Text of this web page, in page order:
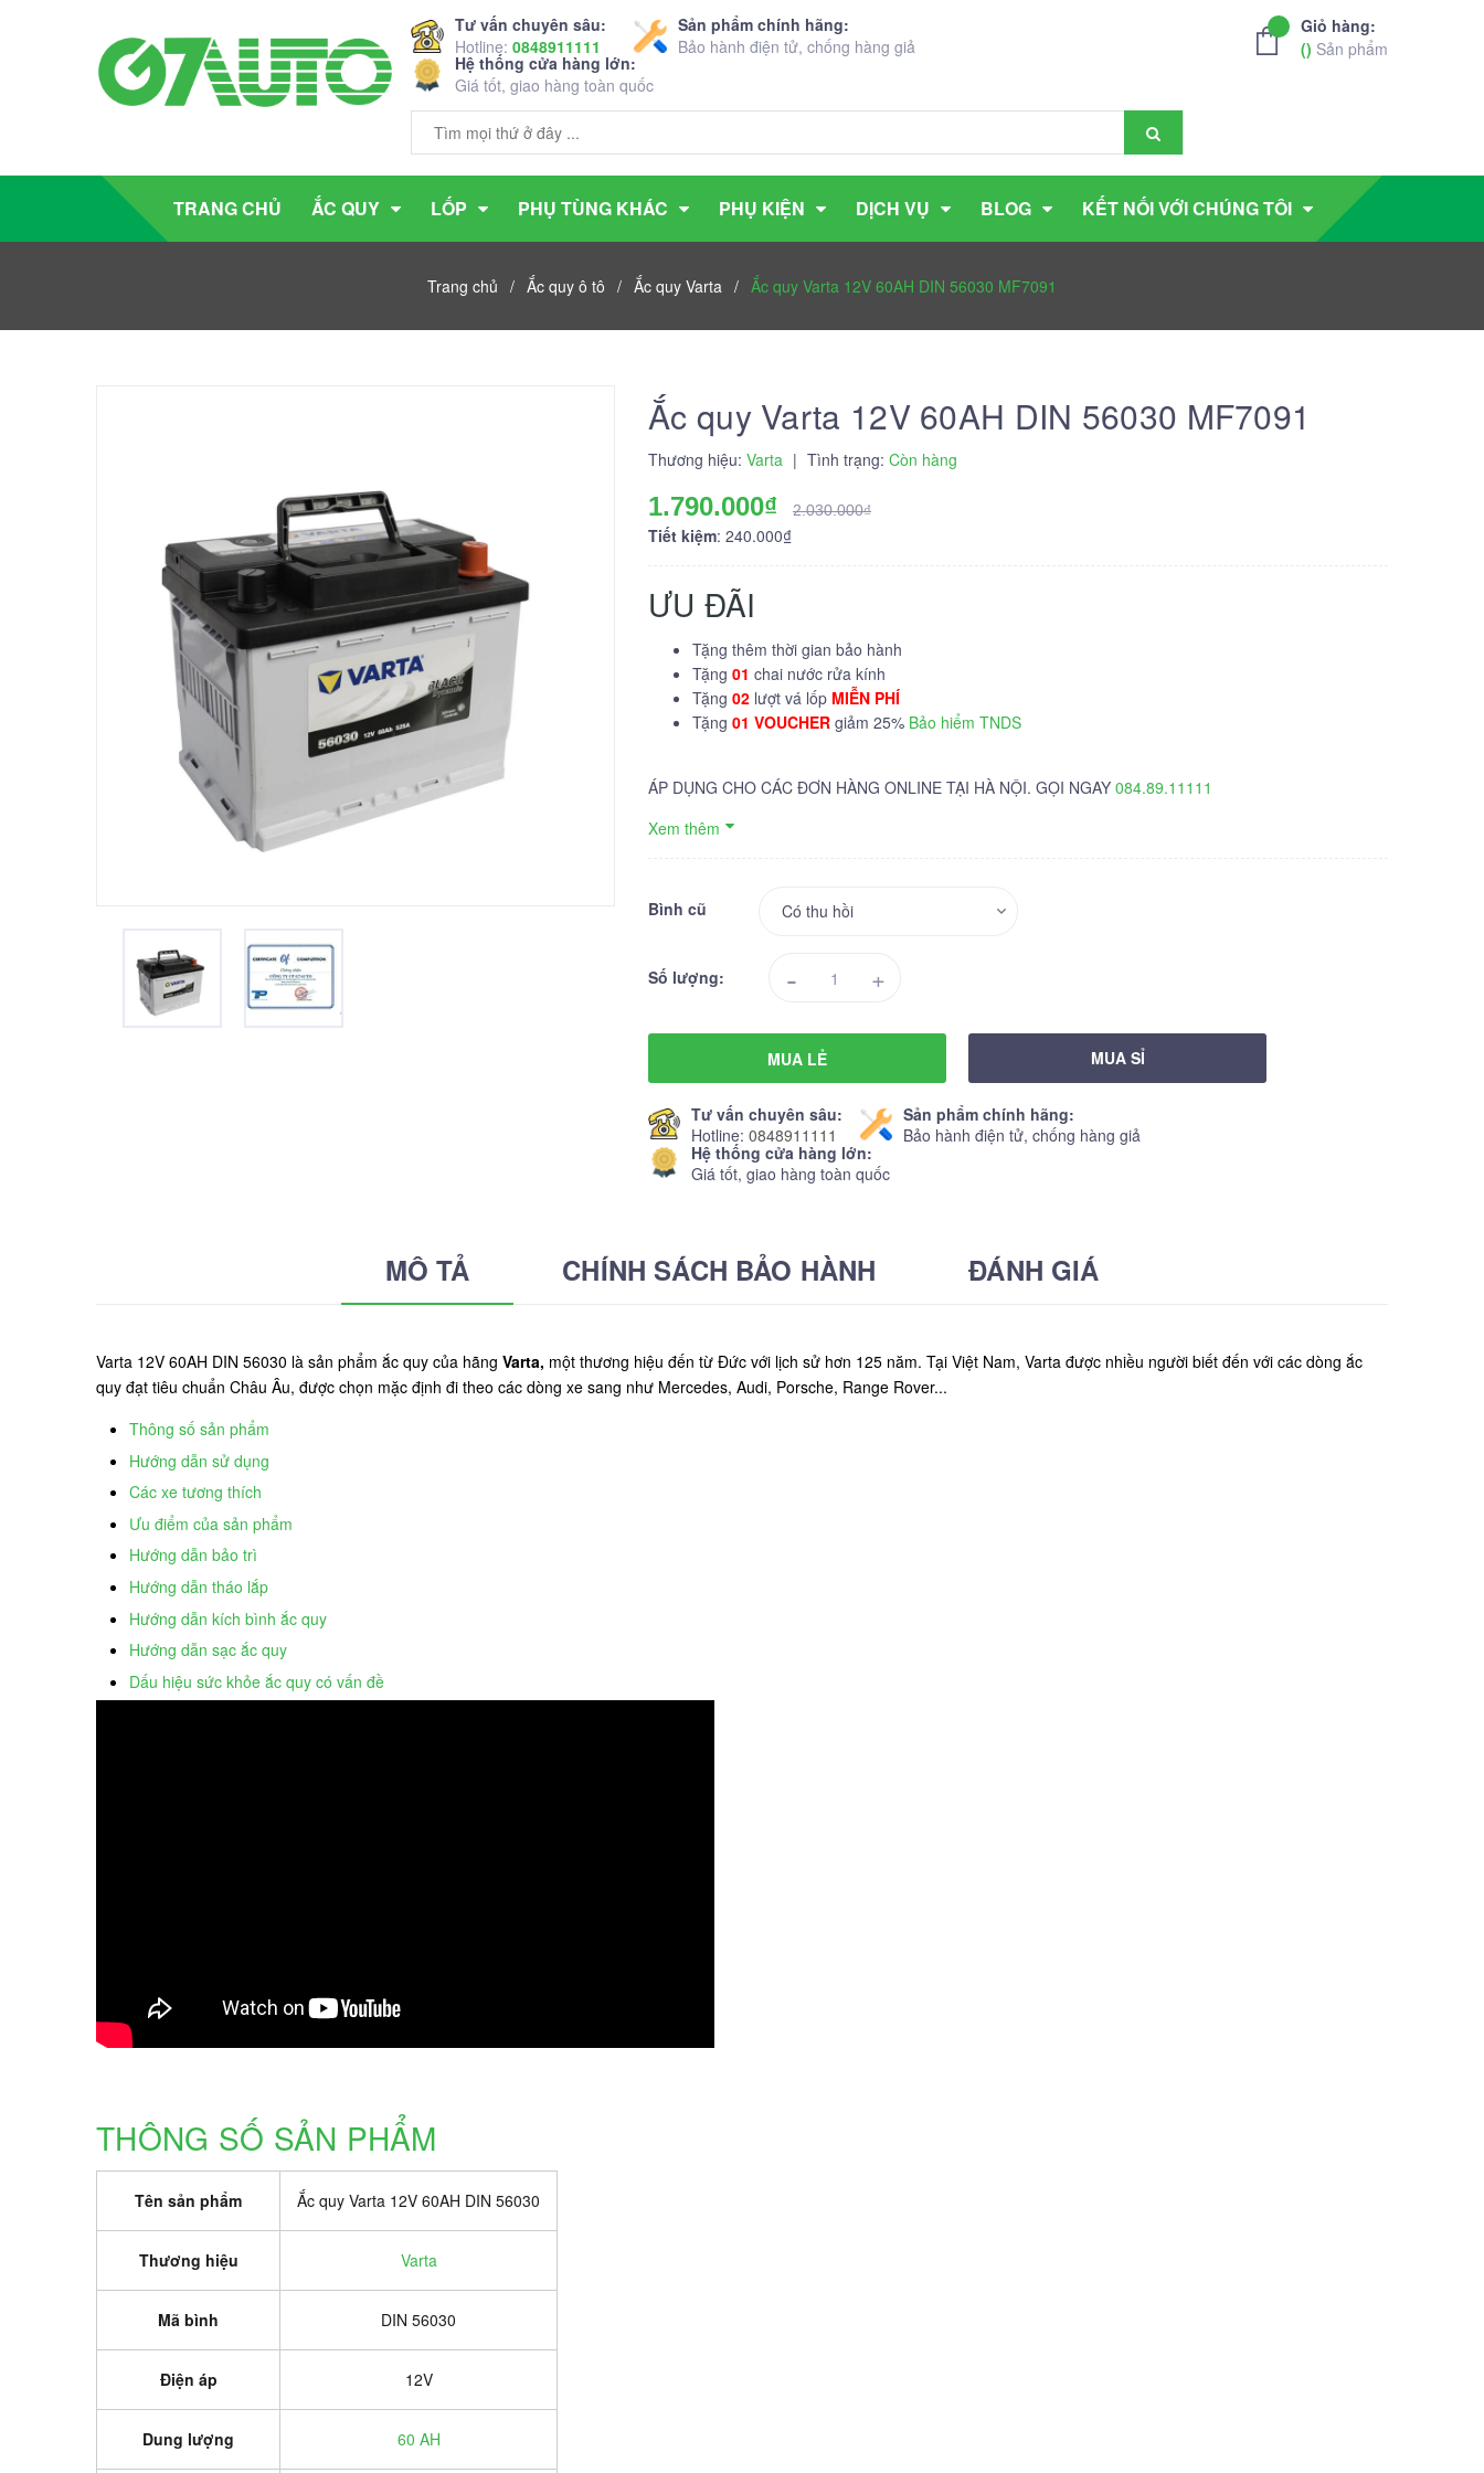
Tư vấn chuyên sâu:
Hotline: 0848911111
Sản phẩm chính hãng:
Bảo hành điện tử, chống hàng giả
Hệ thống cửa hàng lớn:
Giá tốt, giao hàng toàn quốc
Giỏ hàng:
() Sản phẩm
TRANG CHỦ ẮC QUY LỐP PHỤ TÙNG KHÁC PHỤ KIỆN DỊCH VỤ BLOG KẾT NỐI VỚI CHÚNG TÔI
Trang chủ / Ắc quy ô tô / Ắc quy Varta / Ắc quy Varta 12V 60AH DIN 56030 MF7091
Ắc quy Varta 12V 60AH DIN 56030 MF7091
Thương hiệu: Varta | Tình trạng: Còn hàng
1.790.000₫ 2.030.000₫
Tiết kiệm: 240.000₫
ƯU ĐÃI
Tặng thêm thời gian bảo hành
Tặng 01 chai nước rửa kính
Tặng 02 lượt vá lốp MIỄN PHÍ
Tặng 01 VOUCHER giảm 25% Bảo hiểm TNDS
ÁP DỤNG CHO CÁC ĐƠN HÀNG ONLINE TẠI HÀ NỘI. GỌI NGAY 084.89.11111
Xem thêm
Bình cũ
Số lượng: - +
MUA LẺ MUA SỈ
Tư vấn chuyên sâu:
Hotline: 0848911111
Sản phẩm chính hãng:
Bảo hành điện tử, chống hàng giả
Hệ thống cửa hàng lớn:
Giá tốt, giao hàng toàn quốc
MÔ TẢ CHÍNH SÁCH BẢO HÀNH ĐÁNH GIÁ
Varta 12V 60AH DIN 56030 là sản phẩm ắc quy của hãng Varta, một thương hiệu đến từ Đức với lịch sử hơn 125 năm. Tại Việt Nam, Varta được nhiều người biết đến với các dòng ắc
quy đạt tiêu chuẩn Châu Âu, được chọn mặc định đi theo các dòng xe sang như Mercedes, Audi, Porsche, Range Rover...
Thông số sản phẩm
Hướng dẫn sử dụng
Các xe tương thích
Ưu điểm của sản phẩm
Hướng dẫn bảo trì
Hướng dẫn tháo lắp
Hướng dẫn kích bình ắc quy
Hướng dẫn sạc ắc quy
Dấu hiệu sức khỏe ắc quy có vấn đề
THÔNG SỐ SẢN PHẨM
Tên sản phẩm Ắc quy Varta 12V 60AH DIN 56030
Thương hiệu Varta
Mã bình DIN 56030
Điện áp 12V
Dung lượng 60 AH